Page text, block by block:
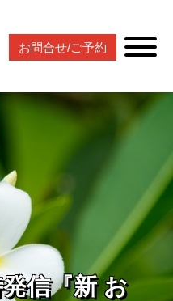
お問合せ/ご予約
信『新 お